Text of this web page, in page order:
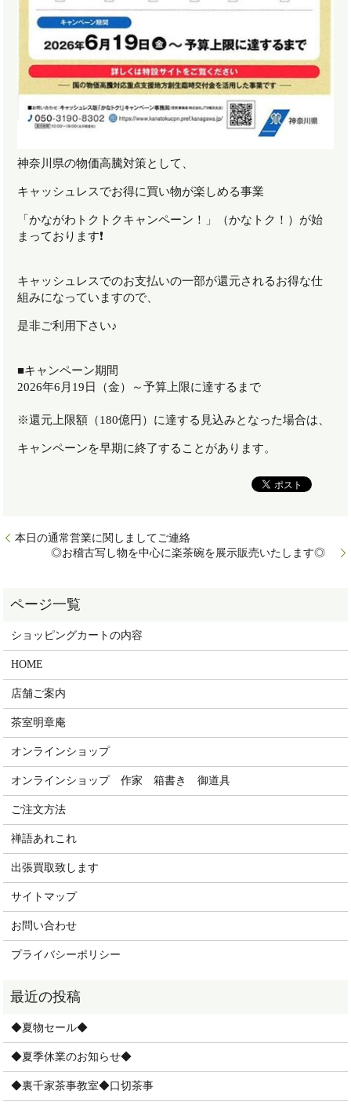
神奈川県の物価高騰対策として、
キャッシュレスでお得に買い物が楽しめる事業
「かながわトクトクキャンペーン！」（かなトク！）が始
まっております❗️
キャッシュレスでのお支払いの一部が還元されるお得な仕
組みになっていますので、
是非ご利用下さい♪
■キャンペーン期間
2026年6月19日（金）～予算上限に達するまで
※還元上限額（180億円）に達する見込みとなった場合は、
キャンペーンを早期に終了することがあります。
本日の通常営業に関しましてご連絡
◎お稽古写し物を中心に楽茶碗を展示販売いたします◎
ショッピングカートの内容
HOME
店舗ご案内
茶室明章庵
オンラインショップ
オンラインショップ 作家 箱書き 御道具
ご注文方法
禅語あれこれ
出張買取致します
サイトマップ
お問い合わせ
プライバシーポリシー
◆夏物セール◆
◆夏季休業のお知らせ◆
◆裏千家茶事教室◆口切茶事